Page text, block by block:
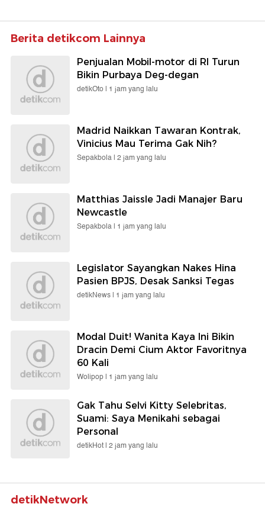
Berita detikcom Lainnya
Penjualan Mobil-motor di RI Turun
Bikin Purbaya Deg-degan
detikOto | 1 jam yang lalu
Madrid Naikkan Tawaran Kontrak,
Vinicius Mau Terima Gak Nih?
Sepakbola | 2 jam yang lalu
Matthias Jaissle Jadi Manajer Baru
Newcastle
Sepakbola | 1 jam yang lalu
Legislator Sayangkan Nakes Hina
Pasien BPJS, Desak Sanksi Tegas
detikNews | 1 jam yang lalu
Modal Duit! Wanita Kaya Ini Bikin
Dracin Demi Cium Aktor Favoritnya
60 Kali
Wolipop | 1 jam yang lalu
Gak Tahu Selvi Kitty Selebritas,
Suami: Saya Menikahi sebagai
Personal
detikHot | 2 jam yang lalu
detikNetwork